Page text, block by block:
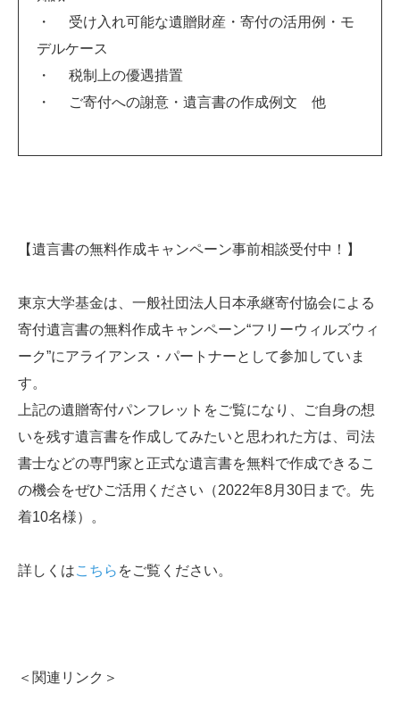
・ 受け入れ可能な遺贈財産・寄付の活用例・モ
デルケース
・ 税制上の優遇措置
・ ご寄付への謝意・遺言書の作成例文 他
【遺言書の無料作成キャンペーン事前相談受付中！】
東京大学基金は、一般社団法人日本承継寄付協会による
寄付遺言書の無料作成キャンペーン“フリーウィルズウィ
ーク”にアライアンス・パートナーとして参加していま
す。
上記の遺贈寄付パンフレットをご覧になり、ご自身の想
いを残す遺言書を作成してみたいと思われた方は、司法
書士などの専門家と正式な遺言書を無料で作成できるこ
の機会をぜひご活用ください（2022年8月30日まで。先
着10名様）。
詳しくはこちら をご覧ください。
＜関連リンク＞